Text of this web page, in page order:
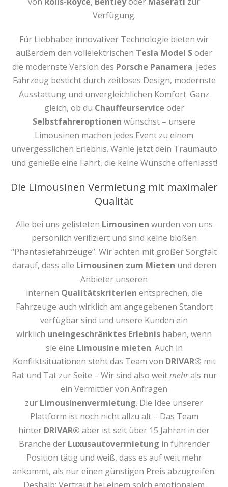
Verfügung.
Für Liebhaber innovativer Technologie bieten wir
außerdem den vollelektrischen Tesla Model Soder
die modernste Version des Porsche Panamera. Jedes
Fahrzeug besticht durch zeitloses Design, modernste
Ausstattung und unvergleichlichen Komfort. Ganz
gleich, ob du Chauffeurservice oder
Selbstfahreroptionen wünschst – unsere
Limousinen machen jedes Event zu einem
unvergesslichen Erlebnis. Wähle jetzt dein Traumauto
und genieße eine Fahrt, die keine Wünsche offenlässt!
Die Limousinen Vermietung mit maximaler
Qualität
Alle bei uns gelisteten Limousinen wurden von uns
persönlich verifiziert und sind keine bloßen
“Phantasiefahrzeuge”. Wir achten mit großer Sorgfalt
darauf, dass alle Limousinen zum Mieten und deren
Anbieter unseren
internen Qualitätskriterien entsprechen, die
Fahrzeuge auch wirklich am angegebenen Standort
verfügbar sind und unsere Kunden ein
wirklich uneingeschränktes Erlebnis haben, wenn
sie eine Limousine mieten. Auch in
Konfliktsituationen steht das Team von DRIVAR® mit
Rat und Tat zur Seite – Wir sind also weitmehrals nur
ein Vermittler von Anfragen
zur Limousinenvermietung. Die Idee unserer
Plattform ist noch nicht allzu alt – Das Team
hinter DRIVAR® aber ist seit über 15 Jahren in der
Branche der Luxusautovermietung in führender
Position tätig und weiß, dass es auf weit mehr
ankommt, als nur einen günstigen Preis abzugreifen.